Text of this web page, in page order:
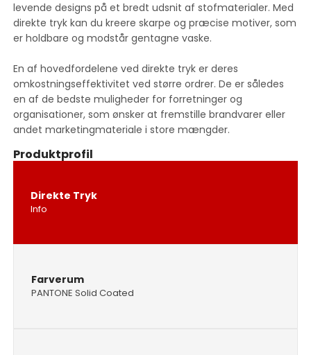
levende designs på et bredt udsnit af stofmaterialer. Med
direkte tryk kan du kreere skarpe og præcise motiver, som
er holdbare og modstår gentagne vaske.
En af hovedfordelene ved direkte tryk er deres
omkostningseffektivitet ved større ordrer. De er således
en af de bedste muligheder for forretninger og
organisationer, som ønsker at fremstille brandvarer eller
andet marketingmateriale i store mængder.
Produktprofil
Direkte Tryk
Info
Farverum
PANTONE Solid Coated